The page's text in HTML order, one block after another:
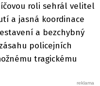
roli sehrál velitel
a jasná koordinace
a bezchybný
policejních
tragickému